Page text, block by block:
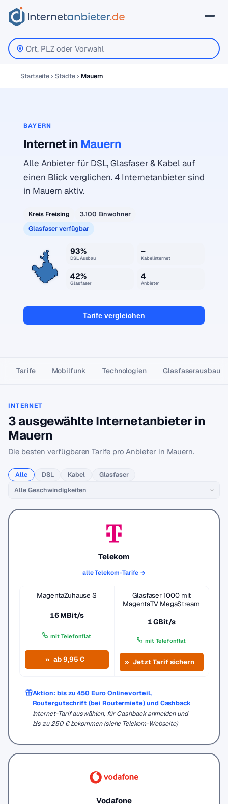
Startseite Städte Mauern
BAYERN
Internet in Mauern
Alle Anbieter für DSL, Glasfaser & Kabel auf
einen Blick verglichen. 4 Internetanbieter sind
in Mauern aktiv.
Kreis Freising
3.100 Einwohner
Glasfaser verfügbar
93%
DSL Ausbau
–
Kabelinternet
42%
Glasfaser
4
Anbieter
Tarife vergleichen
Tarife Mobilfunk Technologien Glasfaser­ausbau
INTERNET
3 ausgewählte Internetanbieter in
Mauern
Die besten verfügbaren Tarife pro Anbieter in Mauern.
Alle DSL Kabel Glasfaser
Telekom
alle Telekom-Tarife →
MagentaZuhause S
16 MBit/s
mit Telefonflat
ab 9,95 €
Glasfaser 1000 mit
MagentaTV MegaStream
1 GBit/s
mit Telefonflat
Jetzt Tarif sichern
Aktion: bis zu 450 Euro Onlinevorteil,
Routergutschrift (bei Routermiete) und Cashback
Internet-Tarif auswählen, für Cashback anmelden und
bis zu 250 € bekommen (siehe Telekom-Webseite)
Vodafone